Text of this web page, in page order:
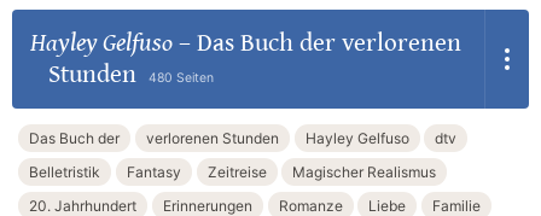
Hayley Gelfuso– Das Buch der verlorenen
Stunden
480 Seiten
Das Buch der verlorenen Stunden Hayley Gelfuso
dtv
Belletristik
Fantasy Zeitreise
Magischer Realismus
20. Jahrhundert
Erinnerungen Romanze Liebe
Familie